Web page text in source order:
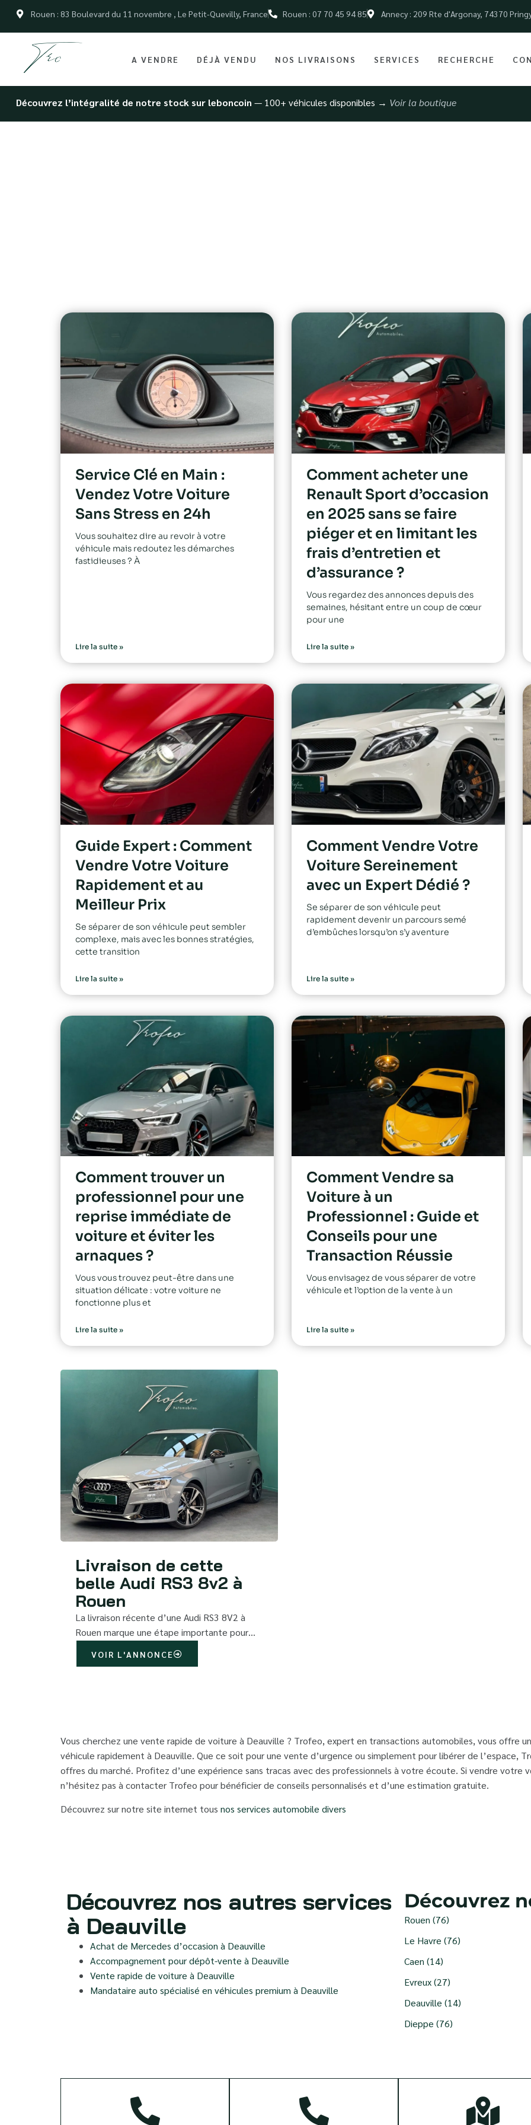
Rouen : 83 Boulevard du 11 novembre , Le Petit-Quevilly, France Rouen : 07 70 45 94 85 Annecy : 209 Rte d'Argonay, 74370
A VENDRE DÉJÀ VENDU NOS LIVRAISONS SERVICES RECHERCHE
Découvrez l’intégralité de notre stock sur leboncoin — 100+ véhicules disponibles → Voir la boutique
Service Clé en Main :
Vendez Votre Voiture
Sans Stress en 24h
Vous souhaitez dire au revoir à votre
véhicule mais redoutez les démarches
fastidieuses ? À
Lire la suite »
Comment acheter une
Renault Sport d’occasion
en 2025 sans se faire
piéger et en limitant les
frais d’entretien et
d’assurance ?
Vous regardez des annonces depuis des
semaines, hésitant entre un coup de cœur
pour une
Lire la suite »
Guide Expert : Comment
Vendre Votre Voiture
Rapidement et au
Meilleur Prix
Se séparer de son véhicule peut sembler
complexe, mais avec les bonnes stratégies,
cette transition
Lire la suite »
Comment Vendre Votre
Voiture Sereinement
avec un Expert Dédié ?
Se séparer de son véhicule peut
rapidement devenir un parcours semé
d’embûches lorsqu’on s’y aventure
Lire la suite »
Comment trouver un
professionnel pour une
reprise immédiate de
voiture et éviter les
arnaques ?
Vous vous trouvez peut-être dans une
situation délicate : votre voiture ne
fonctionne plus et
Lire la suite »
Comment Vendre sa
Voiture à un
Professionnel : Guide et
Conseils pour une
Transaction Réussie
Vous envisagez de vous séparer de votre
véhicule et l’option de la vente à un
Lire la suite »
Livraison de cette
belle Audi RS3 8v2 à
Rouen
La livraison récente d’une Audi RS3 8V2 à
Rouen marque une étape importante pour…
VOIR L'ANNONCE
Vous cherchez une vente rapide de voiture à Deauville ? Trofeo, expert en transactions automobiles, vous offre
véhicule rapidement à Deauville. Que ce soit pour une vente d’urgence ou simplement pour libérer de l’espace,
offres du marché. Profitez d’une expérience sans tracas avec des professionnels à votre écoute. Si vendre
n’hésitez pas à contacter Trofeo pour bénéficier de conseils personnalisés et d’une estimation gratuite.
Découvrez sur notre site internet tous nos services automobile divers
Découvrez nos autres services
à Deauville
Achat de Mercedes d’occasion à Deauville
Accompagnement pour dépôt-vente à Deauville
Vente rapide de voiture à Deauville
Mandataire auto spécialisé en véhicules premium à Deauville
Découvrez
Rouen (76)
Le Havre (76)
Caen (14)
Evreux (27)
Deauville (14)
Dieppe (76)